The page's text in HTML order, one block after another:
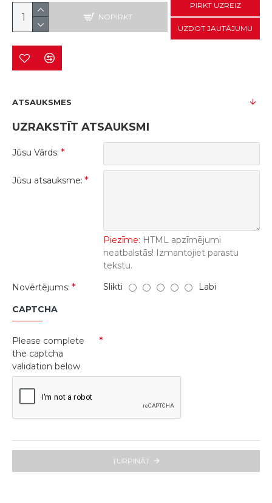
NOPIRKT
PIRKT UZREIZ
UZDOT JAUTĀJUMU
ATSAUKSMES
UZRAKSTĪT ATSAUKSMI
Jūsu Vārds:
Jūsu atsauksme:
Piezīme: HTML apzīmējumi
neatbalstās! Izmantojiet parastu
tekstu.
Novērtējums:
Slikti Labi
CAPTCHA
Please complete
the captcha
validation below
TURPINĀT